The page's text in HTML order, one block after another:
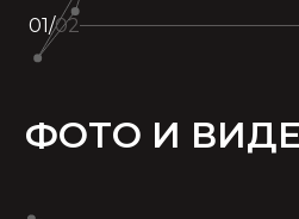
01/02
ФОТО И